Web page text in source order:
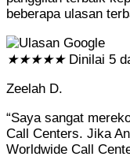
beberapa ulasan
★★★★★ Dinilai 5
Zeelah D.
“Saya sangat
Call Centers. Jika
Worldwide Call